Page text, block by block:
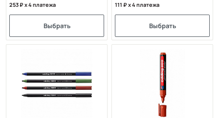
253 x 4 платежа
Выбрать
111 x 4 платежа
Выбрать